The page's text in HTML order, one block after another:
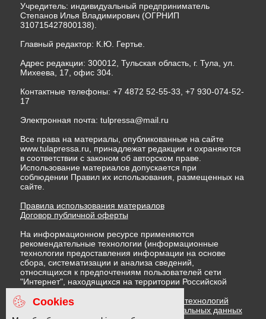
Учредитель: индивидуальный предприниматель
Степанов Илья Владимирович (ОГРНИП
310715427800138).
Главный редактор: К.Ю. Гертье.
Адрес редакции: 300012, Тульская область, г. Тула, ул.
Михеева, 17, офис 304.
Контактные телефоны: +7 4872 52-55-33, +7 930-074-52-
17
Электронная почта: tulpressa@mail.ru
Все права на материалы, опубликованные на сайте
www.tulapressa.ru, принадлежат редакции и охраняются
в соответствии с законом об авторском праве.
Использование материалов допускается при
соблюдении Правил их использования, размещенных на
сайте.
Правила использования материалов
Договор публичной оферты
На информационном ресурсе применяются
рекомендательные технологии (информационные
технологии предоставления информации на основе
сбора, систематизации и анализа сведений,
относящихся к предпочтениям пользователей сети
"Интернет", находящихся на территории Российской
Федерации)
Правила применения рекомендательных технологий
Политика в отношении обработки персональных данных
Cookies